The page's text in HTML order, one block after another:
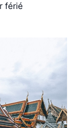
férié